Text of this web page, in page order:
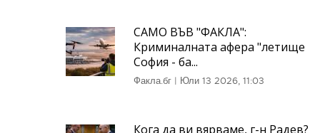
САМО ВЪВ "ФАКЛА":
Криминалната афера "летище
София - ба...
Факла.бг | Юли 13 2026, 11:03
Кога да ви вярваме, г-н Радев?